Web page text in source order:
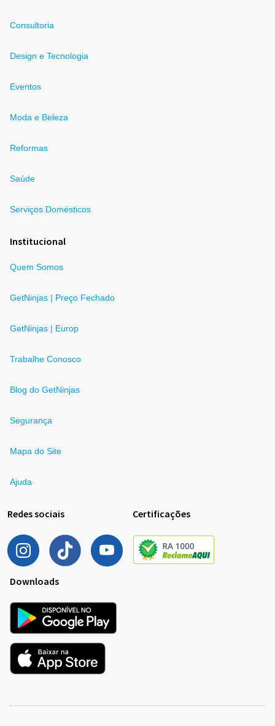
Consultoria
Design e Tecnologia
Eventos
Moda e Beleza
Reformas
Saúde
Serviços Domésticos
Institucional
Quem Somos
GetNinjas | Preço Fechado
GetNinjas | Europ
Trabalhe Conosco
Blog do GetNinjas
Segurança
Mapa do Site
Ajuda
Redes sociais Certificações
Downloads